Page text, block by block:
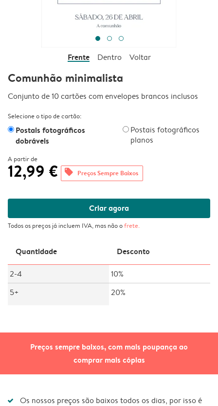
Preços sempre baixos, com mais poupança ao
comprar mais cópias
Frente Dentro Voltar
Comunhão minimalista
Conjunto de 10 cartões com envelopes brancos inclusos
Selecione o tipo de cartão:
Postais fotográficos
dobráveis
Postais fotográficos
planos
A partir de
12,99 € offers Preços Sempre Baixos
Criar agora
Todos os preços já incluem IVA, mas não ofrete.
Quantidade Desconto
2-4
10%
5+
20%
Os nossos preços são baixos todos os dias, por isso é